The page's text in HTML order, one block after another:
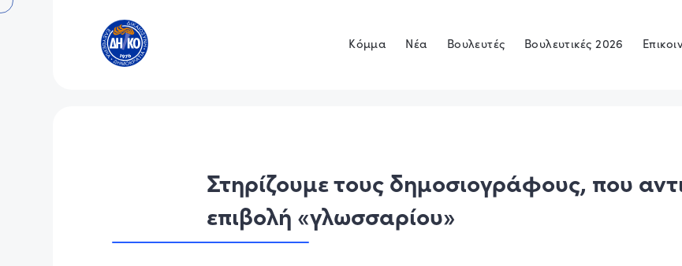
Κόμμα Νέα Βουλευτές Βουλευτικές 2026
Στηρίζουμε τους δημοσιογράφους, που
επιβολή «γλωσσαρίου»